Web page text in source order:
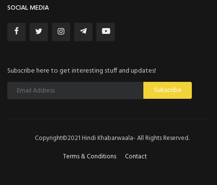
SOCIAL MEDIA
Subscribe here to get interesting stuff and updates!
Subscribe
Copyright©2021 Hindi Khabarwaala- All Rights Reserved.
Terms & Conditions
Contact